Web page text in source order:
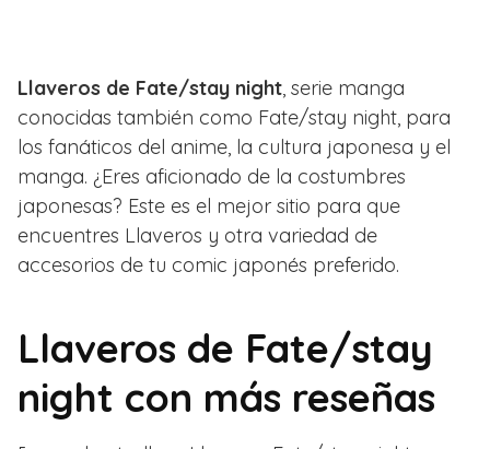
Llaveros de Fate/stay night, serie manga
conocidas también como Fate/stay night, para
los fanáticos del anime, la cultura japonesa y el
manga. ¿Eres aficionado de la costumbres
japonesas? Este es el mejor sitio para que
encuentres Llaveros y otra variedad de
accesorios de tu comic japonés preferido.
Llaveros de Fate/stay
night con más reseñas